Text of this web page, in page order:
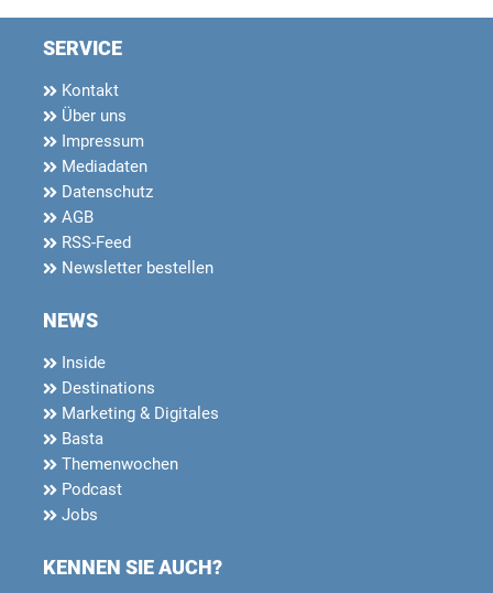
SERVICE
Kontakt
Über uns
Impressum
Mediadaten
Datenschutz
AGB
RSS-Feed
Newsletter bestellen
NEWS
Inside
Destinations
Marketing & Digitales
Basta
Themenwochen
Podcast
Jobs
KENNEN SIE AUCH?